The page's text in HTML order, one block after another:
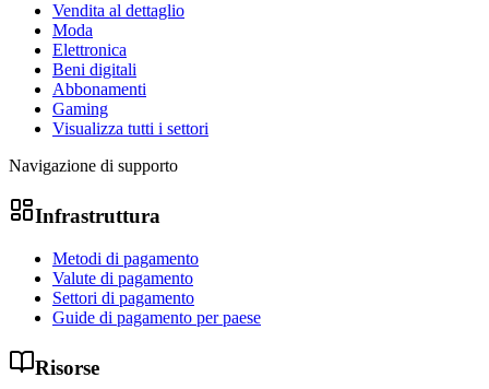
Vendita al dettaglio
Moda
Elettronica
Beni digitali
Abbonamenti
Gaming
Visualizza tutti i settori
Navigazione di supporto
Infrastruttura
Metodi di pagamento
Valute di pagamento
Settori di pagamento
Guide di pagamento per paese
Risorse